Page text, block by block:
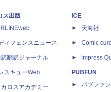
ス出版
ィフェンスニュース
翻訳ジャーナル
スキューWeb
カロスアカデミー
ICE
天海社
Comic
impress
PUBFUN
パブファ